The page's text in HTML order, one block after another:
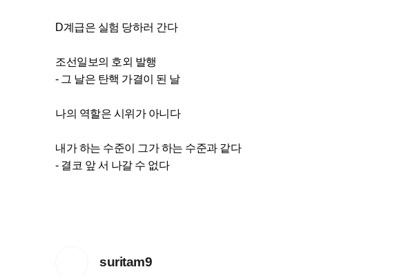
D계급은 실험 당하러 간다
조선일보의 호외 발행
- 그 날은 탄핵 가결이 된 날
나의 역할은 시위가 아니다
내가 하는 수준이 그가 하는 수준과 같다
- 결코 앞 서 나갈 수 없다
suritam9